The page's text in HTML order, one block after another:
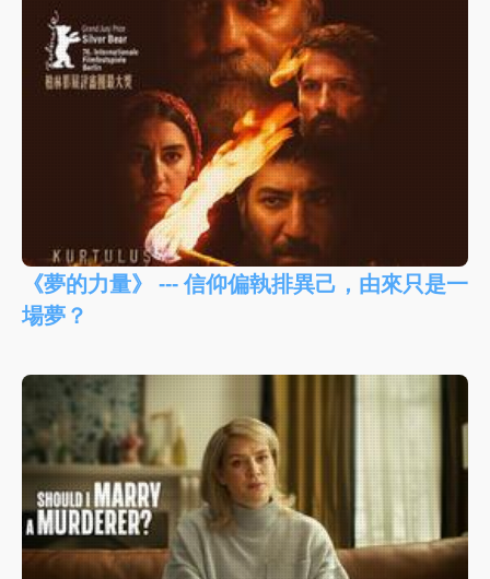
《夢的力量》 --- 信仰偏執排異己，由來只是一
場夢？